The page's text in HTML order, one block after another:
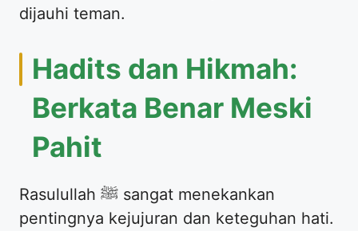
dijauhi teman.
​Hadits dan Hikmah:
Berkata Benar Meski
Pahit
​Rasulullah ﷺ sangat menekankan
pentingnya kejujuran dan keteguhan hati.